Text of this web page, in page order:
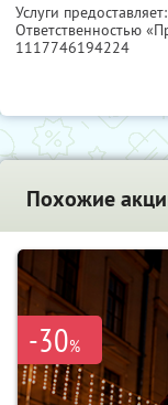
Услуги
Ответственностью
1117746194224
Похожие
-30%